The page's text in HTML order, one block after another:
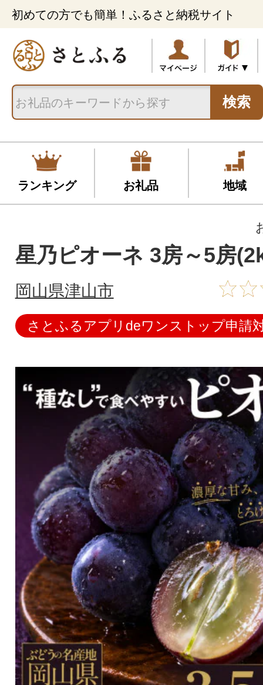
初めての方でも簡単！ふるさと納税サイト
検索
ランキング お礼品 地域
星乃ピオーネ 3房～5房
岡山県津山市
さとふるアプリdeワンストップ申請